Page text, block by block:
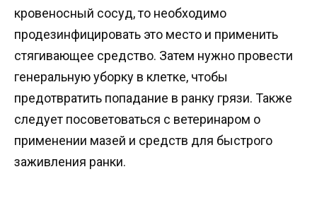
кровеносный сосуд, то необходимо
продезинфицировать это место и применить
стягивающее средство. Затем нужно провести
генеральную уборку в клетке, чтобы
предотвратить попадание в ранку грязи. Также
следует посоветоваться с ветеринаром о
применении мазей и средств для быстрого
заживления ранки.